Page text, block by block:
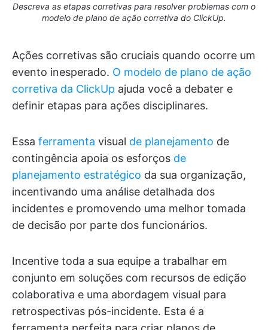
Descreva as etapas corretivas para resolver problemas com o
modelo de plano de ação corretiva do ClickUp.
Ações corretivas são cruciais quando ocorre um
evento inesperado. O modelo de plano de ação
corretiva da ClickUp ajuda você a debater e
definir etapas para ações disciplinares.
Essa ferramenta visual de planejamento de
contingência apoia os esforços de
planejamento estratégico da sua organização,
incentivando uma análise detalhada dos
incidentes e promovendo uma melhor tomada
de decisão por parte dos funcionários.
Incentive toda a sua equipe a trabalhar em
conjunto em soluções com recursos de edição
colaborativa e uma abordagem visual para
retrospectivas pós-incidente. Esta é a